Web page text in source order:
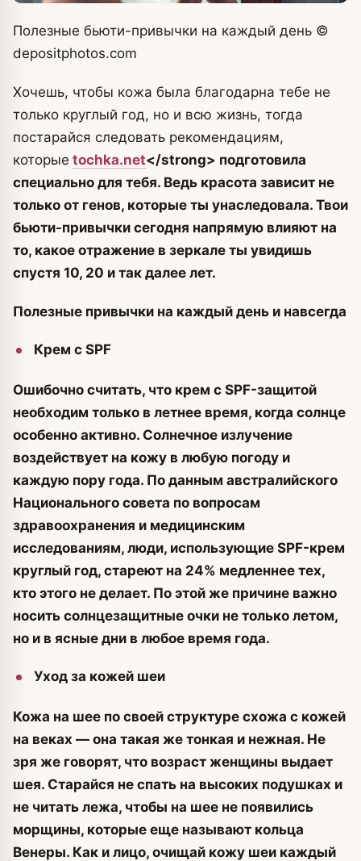
Полезные бьюти-привычки на каждый день ©
depositphotos.com
Хочешь, чтобы кожа была благодарна тебе не
только круглый год, но и всю жизнь, тогда
постарайся следовать рекомендациям,
которые tochka.net</strong> подготовила
специально для тебя. Ведь красота зависит не
только от генов, которые ты унаследовала. Твои
бьюти-привычки сегодня напрямую влияют на
то, какое отражение в зеркале ты увидишь
спустя 10, 20 и так далее лет.
Полезные привычки на каждый день и навсегда
Крем с SPF
Ошибочно считать, что крем с SPF-защитой
необходим только в летнее время, когда солнце
особенно активно. Солнечное излучение
воздействует на кожу в любую погоду и
каждую пору года. По данным австралийского
Национального совета по вопросам
здравоохранения и медицинским
исследованиям, люди, использующие SPF-крем
круглый год, стареют на 24% медленнее тех,
кто этого не делает. По этой же причине важно
носить солнцезащитные очки не только летом,
но и в ясные дни в любое время года.
Уход за кожей шеи
Кожа на шее по своей структуре схожа с кожей
на веках — она такая же тонкая и нежная. Не
зря же говорят, что возраст женщины выдает
шея. Старайся не спать на высоких подушках и
не читать лежа, чтобы на шее не появились
морщины, которые еще называют кольца
Венеры. Как и лицо, очищай кожу шеи каждый